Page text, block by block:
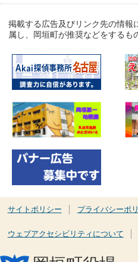
掲載する広告及びリンク先の情報
属し、岡垣町が推奨などをするも
サイトポリシー プライバシーポ
ウェブアクセシビリティについて